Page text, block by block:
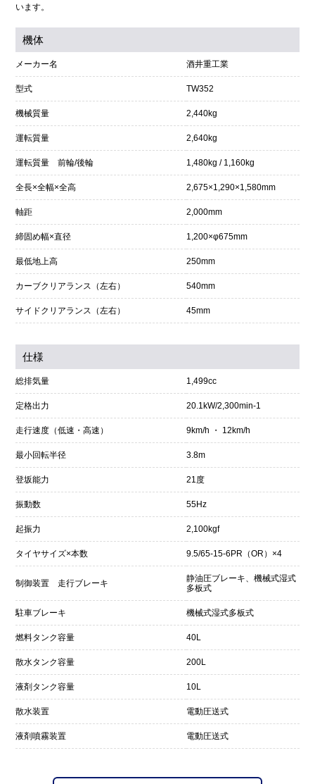
います。
機体
メーカー名 酒井重工業
型式 TW352
機械質量 2,440kg
運転質量 2,640kg
運転質量 前輪/後輪 1,480kg / 1,160kg
全長×全幅×全高 2,675×1,290×1,580mm
軸距 2,000mm
締固め幅×直径 1,200×φ675mm
最低地上高 250mm
カーブクリアランス（左右） 540mm
サイドクリアランス（左右） 45mm
仕様
総排気量 1,499cc
定格出力 20.1kW/2,300min-1
走行速度（低速・高速） 9km/h ・ 12km/h
最小回転半径 3.8m
登坂能力 21度
振動数 55Hz
起振力 2,100kgf
タイヤサイズ×本数 9.5/65-15-6PR（OR）×4
制御装置 走行ブレーキ
静油圧ブレーキ、機械式湿式
多板式
駐車ブレーキ 機械式湿式多板式
燃料タンク容量 40L
散水タンク容量 200L
液剤タンク容量 10L
散水装置 電動圧送式
液剤噴霧装置 電動圧送式